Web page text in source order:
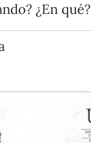
¿En qué?